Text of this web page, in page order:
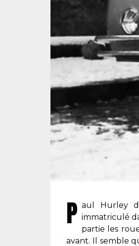
P aul Hurley
immatriculé
partie les
avant. Il semble